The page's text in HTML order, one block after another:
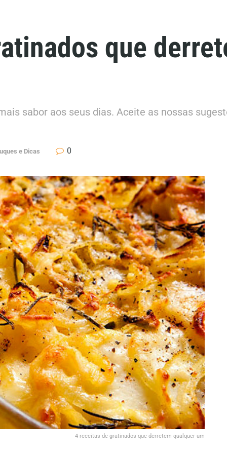
que
sabor aos seus dias. Aceite as nossas
e Dicas 0
4 receitas de gratinados que derretem qualquer um